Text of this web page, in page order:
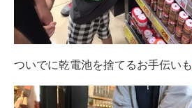
ついでに乾電池を捨てるお手伝いも